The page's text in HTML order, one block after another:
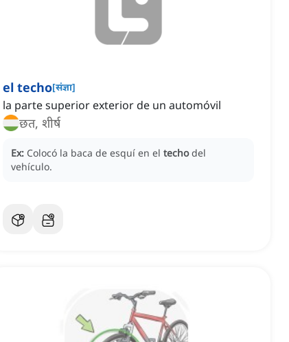
el techo[संज्ञा]
la parte superior exterior de un automóvil
छत, शीर्ष
Ex: Colocó la baca de esquí en el techo del
vehículo.